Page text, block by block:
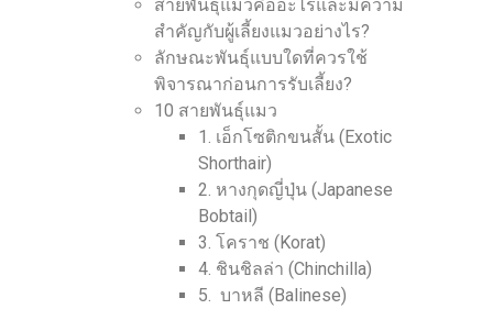
สายพันธุ์แมวคืออะไรและมีความ
สำคัญกับผู้เลี้ยงแมวอย่างไร?
ลักษณะพันธุ์แบบใดที่ควรใช้
พิจารณาก่อนการรับเลี้ยง?
10 สายพันธุ์แมว
1. เอ็กโซติกขนสั้น (Exotic
Shorthair)
2. หางกุดญี่ปุ่น (Japanese
Bobtail)
3. โคราช (Korat)
4. ชินชิลล่า (Chinchilla)
5. บาหลี (Balinese)